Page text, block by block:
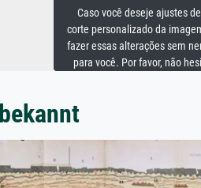
Caso você deseje ajustes
corte personalizado da
fazer essas alterações sem
para você. Por favor, não